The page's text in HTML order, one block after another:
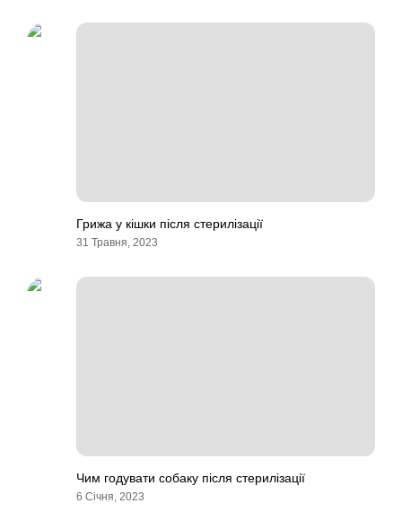
Грижа у кішки після стерилізації
31 Травня, 2023
Чим годувати собаку після стерилізації
6 Січня, 2023